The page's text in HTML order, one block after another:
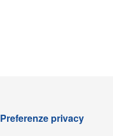
Preferenze privacy